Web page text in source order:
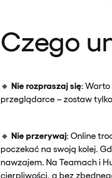
Czego
🔸 Nie rozpraszaj się:
przeglądarce – zostaw
🔸 Nie przerywaj: Online
poczekać na swoją kolej.
nawzajem. Na Teamach i
cierpliwości, a bez